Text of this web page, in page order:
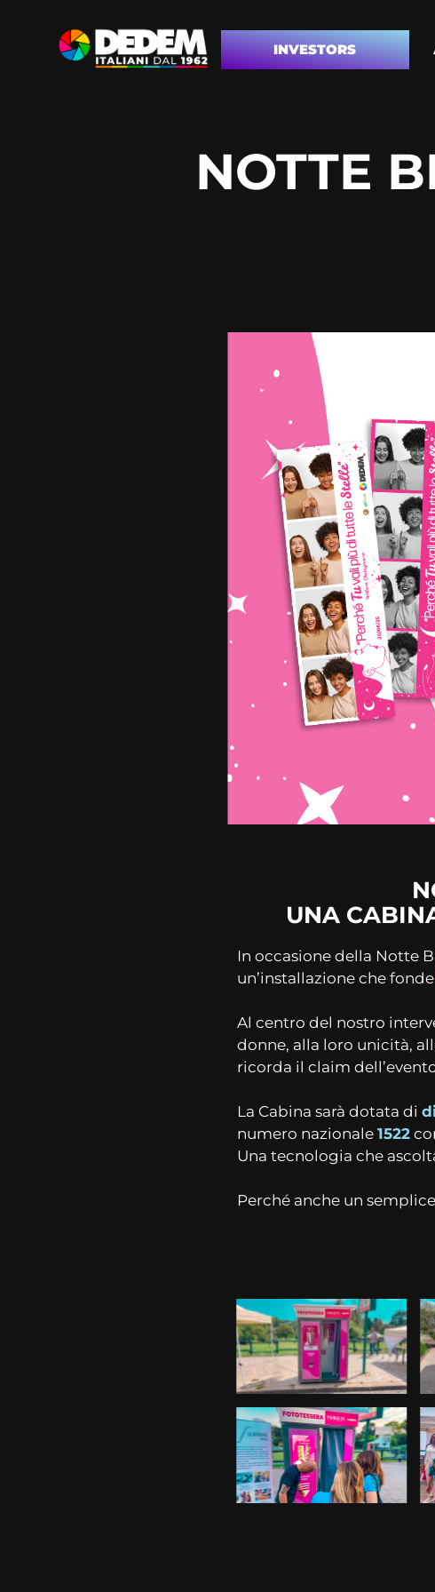
INVESTORS
NOTTE
UNA
In occasione della Notte
un’installazione che fonde
Al centro del nostro
donne, alla loro unicità,
ricorda il claim
La Cabina sarà dotata di
numero nazionale 1522
Una tecnologia che
Perché anche un